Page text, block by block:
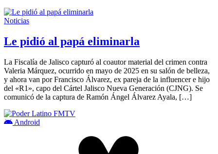
Noticias
Le pidió al papá eliminarla
La Fiscalía de Jalisco capturó al coautor material del crimen contra
Valeria Márquez, ocurrido en mayo de 2025 en su salón de belleza,
y ahora van por Francisco Álvarez, ex pareja de la influencer e hijo
del «R1», capo del Cártel Jalisco Nueva Generación (CJNG). Se
comunicó de la captura de Ramón Ángel Álvarez Ayala, […]
Android